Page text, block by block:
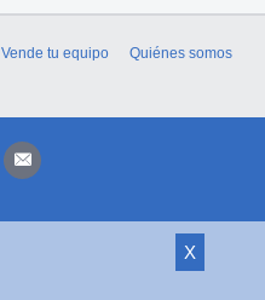
X
Vende tu equipo
Quiénes somos